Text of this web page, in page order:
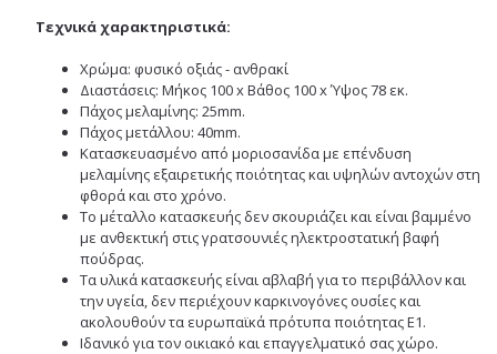
Τεχνικά χαρακτηριστικά:
Χρώμα: φυσικό οξιάς - ανθρακί
Διαστάσεις: Μήκος 100 x Βάθος 100 x Ύψος 78 εκ.
Πάχος μελαμίνης: 25mm.
Πάχος μετάλλου: 40mm.
Κατασκευασμένο από μοριοσανίδα με επένδυση
μελαμίνης εξαιρετικής ποιότητας και υψηλών αντοχών στη
φθορά και στο χρόνο.
Το μέταλλο κατασκευής δεν σκουριάζει και είναι βαμμένο
με ανθεκτική στις γρατσουνιές ηλεκτροστατική βαφή
πούδρας.
Τα υλικά κατασκευής είναι αβλαβή για το περιβάλλον και
την υγεία, δεν περιέχουν καρκινογόνες ουσίες και
ακολουθούν τα ευρωπαϊκά πρότυπα ποιότητας Ε1.
Ιδανικό για τον οικιακό και επαγγελματικό σας χώρο.